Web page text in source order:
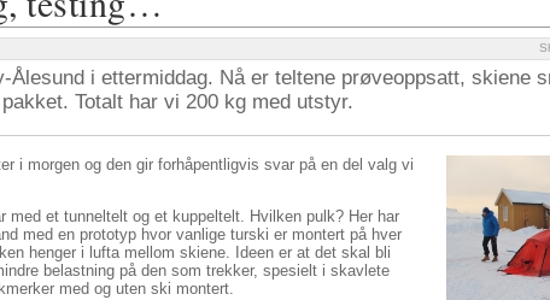
Ålesund i ettermiddag. Nå er teltene prøveoppsatt, skiene
Totalt har vi 200 kg med utstyr.
i morgen og den gir forhåpentligvis svar på en del valg vi
med et tunneltelt og et kuppeltelt. Hvilken pulk? Her har
med en prototyp hvor vanlige turski er montert på hver
henger i lufta mellom skiene. Ideen er at det skal bli
belastning på den som trekker, spesielt i skavlete
med og uten ski montert.